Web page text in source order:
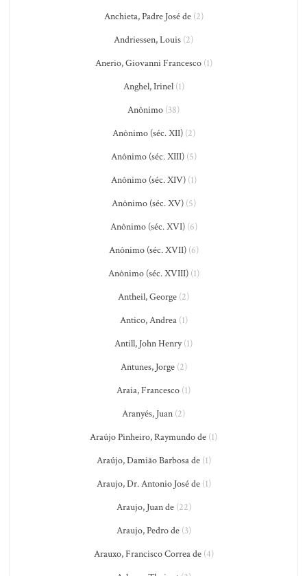
Anchieta, Padre José de(2)
Andriessen, Louis (2)
Anerio, Giovanni Francesco(1)
Anghel, Irinel(1)
Anônimo (38)
Anônimo (séc. XII)(2)
Anônimo (séc. XIII)(5)
Anônimo (séc. XIV)(1)
Anônimo (séc. XV)(5)
Anônimo (séc. XVI)(6)
Anônimo (séc. XVII)(6)
Anônimo (séc. XVIII)(1)
Antheil, George (2)
Antico, Andrea(1)
Antill, John Henry(1)
Antunes, Jorge(2)
Araia, Francesco (1)
Aranyés, Juan (2)
Araújo Pinheiro, Raymundo de (1)
Araújo, Damião Barbosa de(1)
Araujo, Dr. Antonio José de(1)
Araujo, Juan de(22)
Araujo, Pedro de(3)
Arauxo, Francisco Correa de(4)